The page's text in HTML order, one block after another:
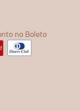
no Boleto